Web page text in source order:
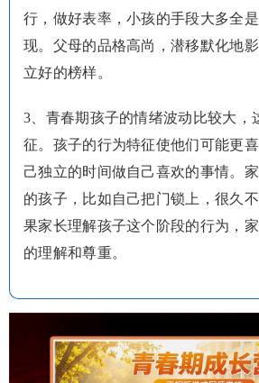
行，做好表率，小孩的手段大多全
现。父母的品格高尚，潜移默化地
立好的榜样。
3、青春期孩子的情绪波动比较大，
征。孩子的行为特征使他们可能更
己独立的时间做自己喜欢的事情。
的孩子，比如自己把门锁上，很久
果家长理解孩子这个阶段的行为，
的理解和尊重。